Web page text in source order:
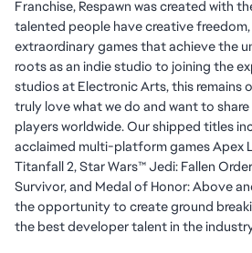
Franchise, Respawn was created with
talented people have creative
extraordinary games that achieve the
roots as an indie studio to joining the
studios at Electronic Arts, this remains
truly love what we do and want to
players worldwide. Our shipped titles
acclaimed multi-platform games Apex
Titanfall 2, Star Wars™ Jedi: Fallen
Survivor, and Medal of Honor: Above
the opportunity to create ground
the best developer talent in the